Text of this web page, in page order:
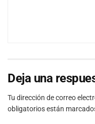
Deja una
Tu dirección de correo
obligatorios están